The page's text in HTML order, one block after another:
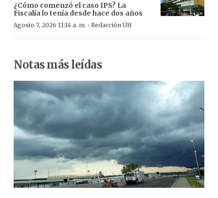
¿Cómo comenzó el caso IPS? La
Fiscalía lo tenía desde hace dos años
Agosto 7, 2026 11:14 a. m. · Redacción ÚH
Notas más leídas